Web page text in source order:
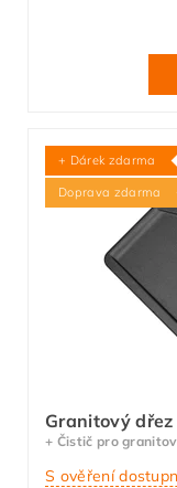
+ Dárek zdarma
Doprava zdarma
Granitový
+ Čistič pro
S ověření